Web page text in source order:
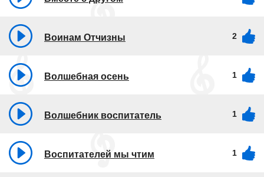
Воинам Отчизны 2
Волшебная осень 1
Волшебник воспитатель 1
Воспитателей мы чтим 1